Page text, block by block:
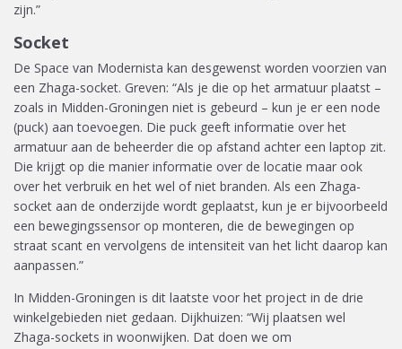
zijn.”
Socket
De Space van Modernista kan desgewenst worden voorzien van
een Zhaga-socket. Greven: “Als je die op het armatuur plaatst –
zoals in Midden-Groningen niet is gebeurd – kun je er een node
(puck) aan toevoegen. Die puck geeft informatie over het
armatuur aan de beheerder die op afstand achter een laptop zit.
Die krijgt op die manier informatie over de locatie maar ook
over het verbruik en het wel of niet branden. Als een Zhaga-
socket aan de onderzijde wordt geplaatst, kun je er bijvoorbeeld
een bewegingssensor op monteren, die de bewegingen op
straat scant en vervolgens de intensiteit van het licht daarop kan
aanpassen.”
In Midden-Groningen is dit laatste voor het project in de drie
winkelgebieden niet gedaan. Dijkhuizen: “Wij plaatsen wel
Zhaga-sockets in woonwijken. Dat doen we om